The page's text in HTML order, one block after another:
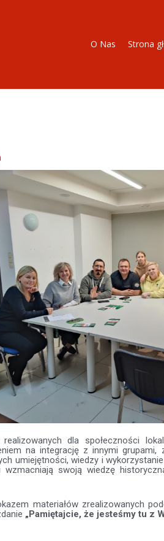
O Nas Strona
dla społeczności
na integrację z innymi grupami,
umiejętności, wiedzy i
swoją wiedzę
materiałów zrealizowanych
„Pamiętajcie, że jesteśmy tu z